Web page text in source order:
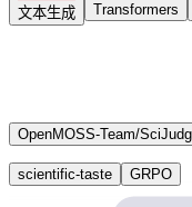
文本生成 Transformers
OpenMOSS-Team/
scientific-taste
GRPO